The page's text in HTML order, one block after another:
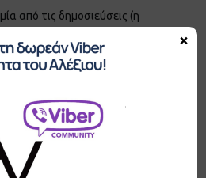
από τις δημοσιεύσεις (η
της μητέρας για τα παιδιά της,
αυτά, δεν αλλάζει όσα χρόνια κι αν
περισσότερο σε θέση να
τους παρά το αντίθετο. Η
μια ανάσα πριν κλείσει έναν
ευγηρίας, όχι για να δεχθεί η
×